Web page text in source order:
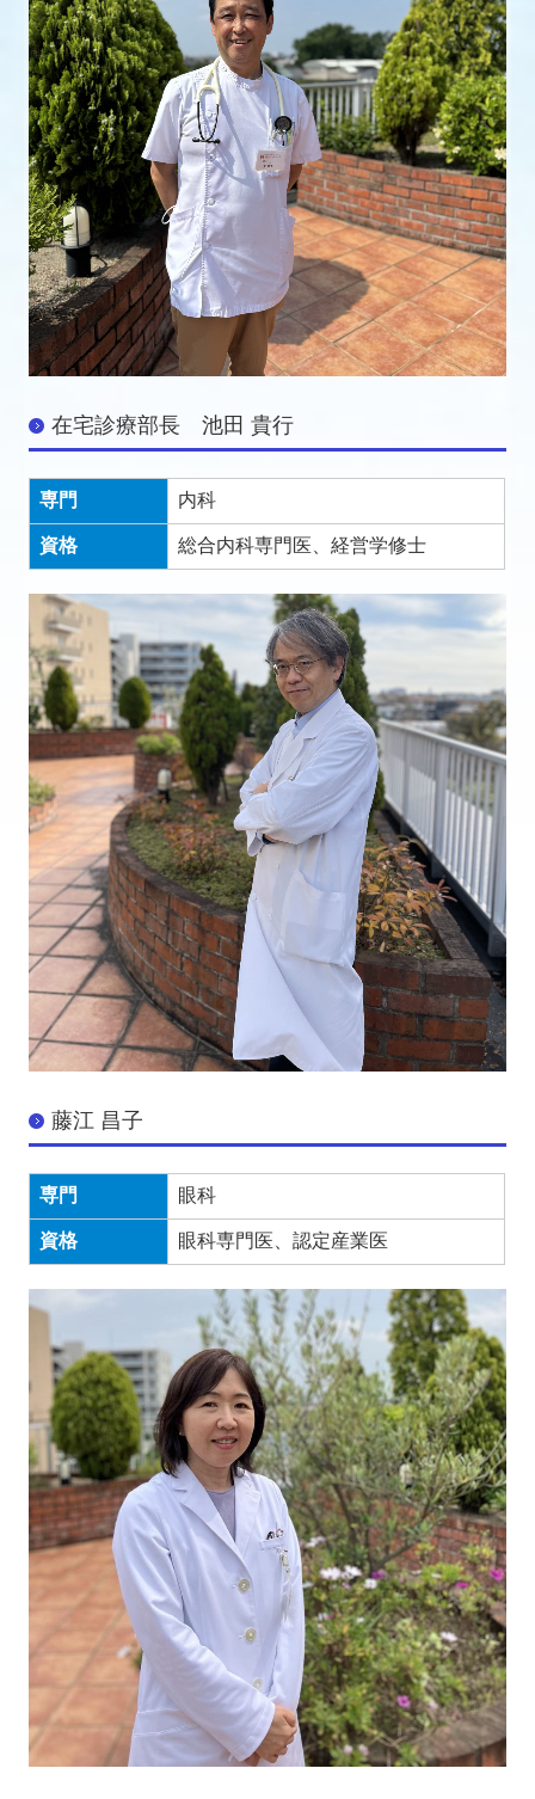
在宅診療部長 池田 貴行
専門 内科
資格 総合内科専門医、経営学修士
藤江 昌子
専門 眼科
資格 眼科専門医、認定産業医